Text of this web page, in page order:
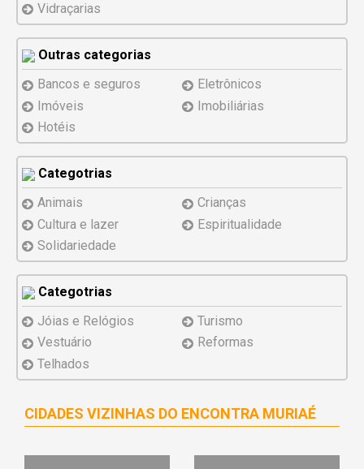
Vidraçarias
Outras categorias
Bancos e seguros
Eletrônicos
Imóveis
Imobiliárias
Hotéis
Categotrias
Animais
Crianças
Cultura e lazer
Espiritualidade
Solidariedade
Categotrias
Jóias e Relógios
Turismo
Vestuário
Reformas
Telhados
CIDADES VIZINHAS DO ENCONTRA MURIAÉ